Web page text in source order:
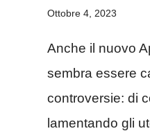
Ottobre 4, 2023
Anche il nuovo
sembra essere
controversie: di
lamentando gli